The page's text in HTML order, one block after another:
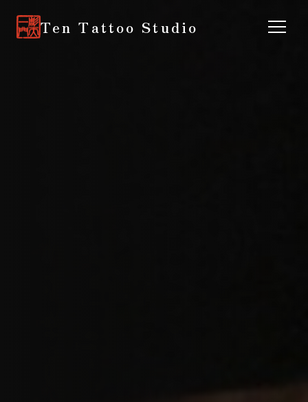
Ten Tattoo Studio